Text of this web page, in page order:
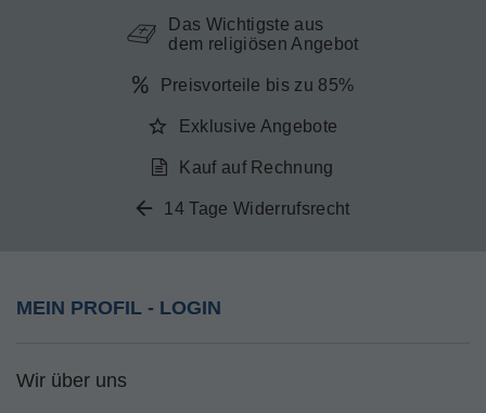
Das Wichtigste aus
dem religiösen Angebot
Preisvorteile bis zu 85%
Exklusive Angebote
Kauf auf Rechnung
14 Tage Widerrufsrecht
MEIN PROFIL - LOGIN
Wir über uns